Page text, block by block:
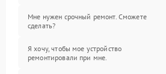
Мне нужен срочный ремонт. Сможете
сделать?
Я хочу, чтобы мое устройство
ремонтировали при мне.